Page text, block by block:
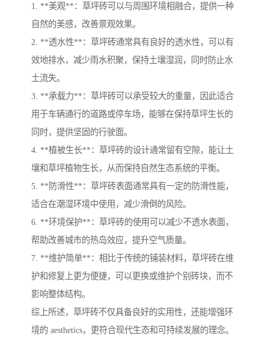
1. **美观**：草坪砖可以与周围环境相融合，提供一种
自然的美感，改善景观效果。
2. **透水性**：草坪砖通常具有良好的透水性，可以有
效地排水，减少雨水积聚，保持土壤湿润，同时防止水
土流失。
3. **承载力**：草坪砖可以承受较大的重量，因此适合
用于车辆通行的道路或停车场，能够在保持草坪生长的
同时，提供坚固的行驶面。
4. **植被生长**：草坪砖的设计通常留有空隙，能让土
壤和草坪植物生长，从而保持自然生态系统的平衡。
5. **防滑性**：草坪砖表面通常具有一定的防滑性能，
适合在潮湿环境中使用，减少滑倒的风险。
6. **环境保护**：草坪砖的使用可以减少不透水表面，
帮助改善城市的热岛效应，提升空气质量。
7. **维护简单**：相比于传统的铺装材料，草坪砖在维
护和修复上更为便捷，可以更换或维护个别砖块，而不
影响整体结构。
综上所述，草坪砖不仅具备良好的实用性，还能增强环
境的 aesthetics，更符合现代生态和可持续发展的理念。